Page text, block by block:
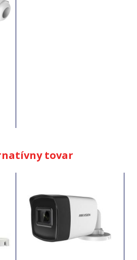
tovar